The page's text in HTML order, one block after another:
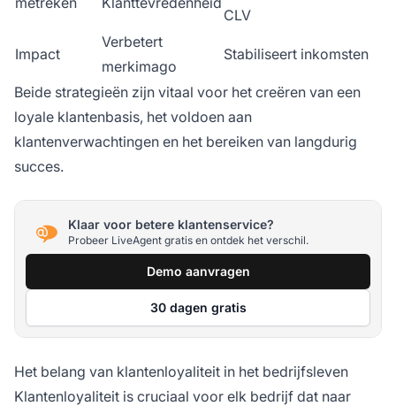
CLV
Impact
Verbetert
merkimago
Stabiliseert inkomsten
Beide strategieën zijn vitaal voor het creëren van een
loyale klantenbasis, het voldoen aan
klantenverwachtingen en het bereiken van langdurig
succes.
Klaar voor betere klantenservice?
Probeer LiveAgent gratis en ontdek het verschil.
Demo aanvragen
30 dagen gratis
Het belang van klantenloyaliteit in het bedrijfsleven
Klantenloyaliteit is cruciaal voor elk bedrijf dat naar